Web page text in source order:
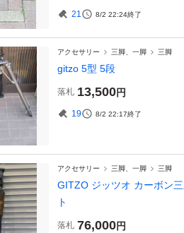
21 8/2 22:24終了
アクセサリー 三脚、一脚 三脚
gitzo 5型 5段
落札 13,500円
19 8/2 22:17終了
アクセサリー 三脚、一脚 三脚
GITZO ジッツオ カーボン
ト
落札 76,000円